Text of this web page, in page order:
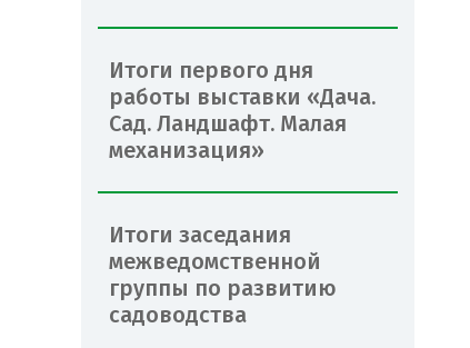
Итоги первого дня
работы выставки «Дача.
Сад. Ландшафт. Малая
механизация»
Итоги заседания
межведомственной
группы по развитию
садоводства